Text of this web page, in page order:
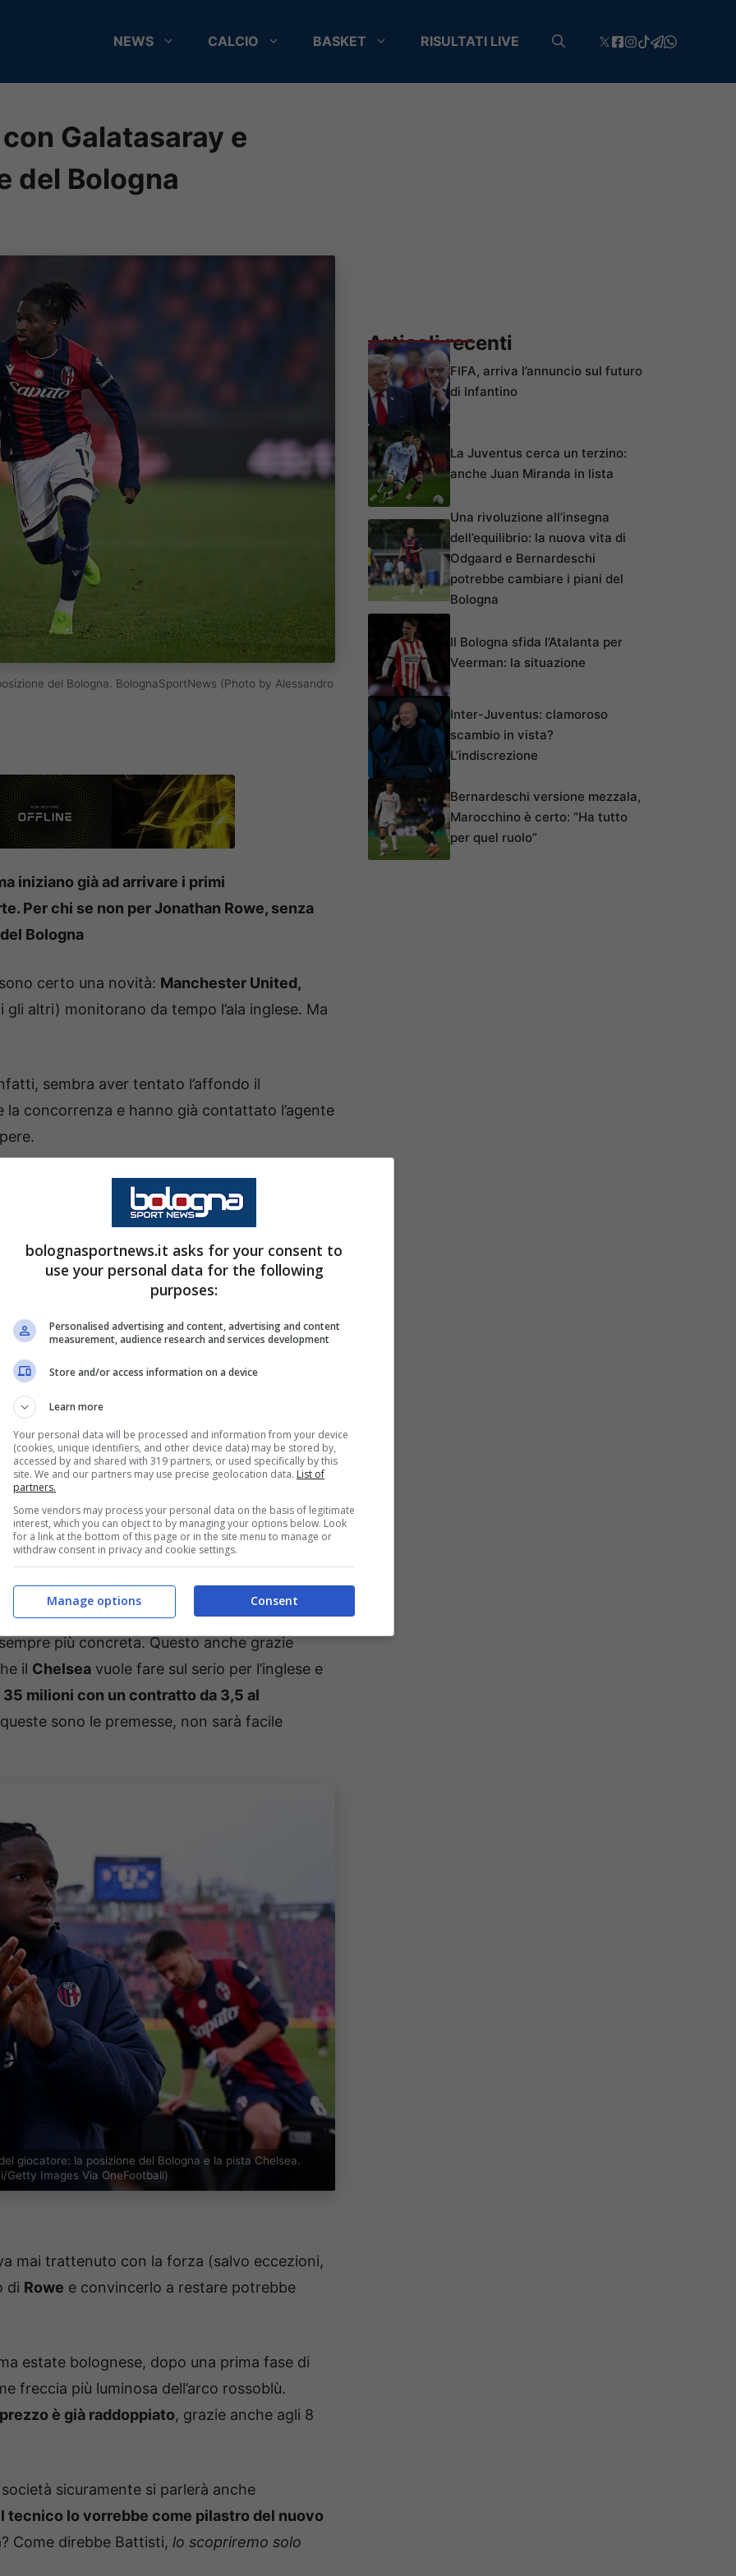
NEWS CALCIO BASKET RISULTATI LIVE
Galatasaray e
del Bologna
del Bologna. BolognaSportNews (Photo by Alessandro
iniziano già ad arrivare i primi
Per chi se non per Jonathan Rowe, senza
Bologna
certo una novità: Manchester United,
gli altri) monitorano da tempo l’ala inglese. Ma
sembra aver tentato l’affondo il
la concorrenza e hanno già contattato l’agente
con l’entourage del
e la pista Chelsea
di tacco che Ndoye fece ben più di un
e al suo posto arrivò proprio
Maradona ha messo ancora più in vetrina
– aveva già attiratol’interesse dei
prevederlo, quel che certo è che
false per acquistare Rowe. A muoversi
già contattato l’agente del giocatore.
che arrivano dalla Turchia. Una
(oggi prende 1,5), con la speranza di
il Bologna da una posizione di vantaggio.
Rowe, mala prospettiva di una
più concreta. Questo anche grazie
il Chelsea vuole fare sul serio per l’inglese e
35 milioni con un contratto da 3,5 al
sono le premesse, non sarà facile
giocatore: la posizione del Bologna e la pista Chelsea.
Images Via OneFootball)
mai trattenuto con la forza (salvo eccezioni,
di Rowe e convincerlo a restare potrebbe
estate bolognese, dopo una prima fase di
freccia più luminosa dell’arco rossoblù.
è già raddoppiato, grazie anche agli 8
sicuramente si parlerà anche
tecnico lo vorrebbe come pilastro del nuovo
Come direbbe Battisti, lo scopriremo solo
Articoli recenti
FIFA, arriva l’annuncio sul futuro
di Infantino
La Juventus cerca un terzino:
anche Juan Miranda in lista
Una rivoluzione all’insegna
dell’equilibrio: la nuova vita di
Odgaard e Bernardeschi
potrebbe cambiare i piani del
Bologna
Il Bologna sfida l’Atalanta per
Veerman: la situazione
Inter-Juventus: clamoroso
scambio in vista?
L’indiscrezione
Bernardeschi versione mezzala,
Marocchino è certo: “Ha tutto
per quel ruolo”
bolognasportnews.it asks for your consent to
use your personal data for the following
purposes:
Personalised advertising and content, advertising and content
measurement, audience research and services development
Store and/or access information on a device
Learn more
Your personal data will be processed and information from your device
(cookies, unique identifiers, and other device data) may be stored by,
accessed by and shared with 319 partners, or used specifically by this
site. We and our partners may use precise geolocation data. List of
partners.
Some vendors may process your personal data on the basis of legitimate
interest, which you can object to by managing your options below. Look
for a link at the bottom of this page or in the site menu to manage or
withdraw consent in privacy and cookie settings.
Consent
Manage options